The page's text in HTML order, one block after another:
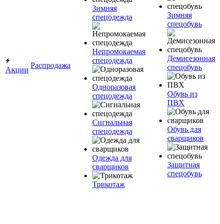
Акции
Распродажа
Зимняя
спецодежда
Непромокаемая
спецодежда
Одноразовая
спецодежда
Сигнальная
спецодежда
Одежда для
сварщиков
Трикотаж
Зимняя
спецобувь
Демисезонная
спецобувь
Обувь из
ПВХ
Обувь для
сварщиков
Защитная
спецобувь